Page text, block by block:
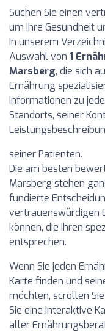
Suchen Sie einen
um Ihre Gesundheit
In unserem
Auswahl von 1
Marsberg, die sich
Ernährung
Informationen zu
Standorts, seiner
seiner Patienten.
Die am besten
Marsberg stehen
fundierte
vertrauenswürdigen
können, die Ihren
entsprechen.
Wenn Sie jeden
Karte finden und
möchten, scrollen
Sie eine interaktive
aller